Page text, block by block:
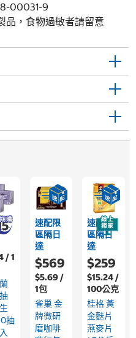
00031-9
品，食物過敏者請留意
/ 1
抽
速配限
區隔日
達
$569
$5.69 /
1包
雀巢 金
牌微研
磨咖啡
速配限
區隔日
達
$259
$15.24 /
100公克
桂格 黃
金麩片
燕麥片